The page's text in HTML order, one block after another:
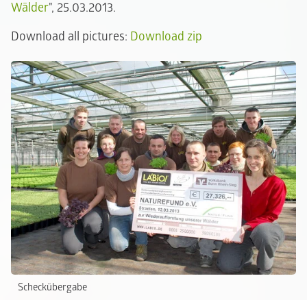
Wälder", 25.03.2013.
Download all pictures: Download zip
Scheckübergabe